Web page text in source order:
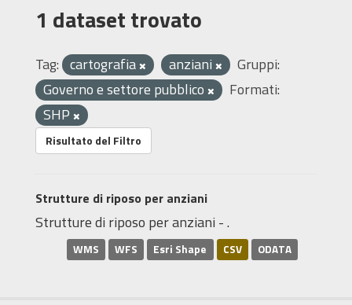
1 dataset trovato
Tag: cartografia anziani
Gruppi:
Governo e settore pubblico
Formati:
SHP
Risultato del Filtro
Strutture di riposo per anziani
Strutture di riposo per anziani - .
WMS WFS Esri Shape CSV ODATA